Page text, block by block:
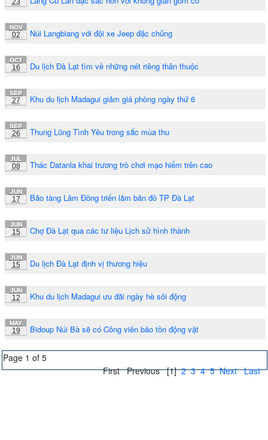
NOV
02 Núi Langbiang với đội xe Jeep đặc chủng
OCT
16 Du lịch Đà Lạt tìm về những nét riêng thân thuộc
SEP
27 Khu du lịch Madagui giảm giá phòng ngày thứ 6
SEP
26 Thung Lũng Tình Yêu trong sắc mùa thu
JUL
08 Thác Datanla khai trương trò chơi mạo hiểm trên cao
JUN
17 Bảo tàng Lâm Đồng triển lãm bản đồ TP Đà Lạt
JUN
15 Chợ Đà Lạt qua các tư liệu Lịch sử hình thành
JUN
15 Du lịch Đà Lạt định vị thương hiệu
JUN
12 Khu du lịch Madagui ưu đãi ngày hè sôi động
MAY
19 Bidoup Núi Bà sẽ có Công viên bảo tồn động vật
Page 1 of 5
First Previous [1] 2 3 4 5 Next Last